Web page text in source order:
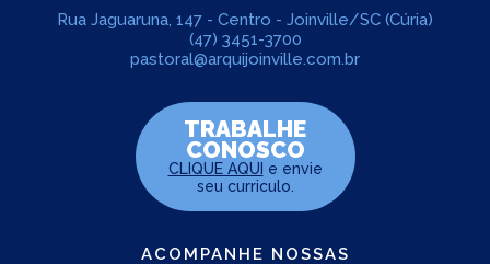
Rua Jaguaruna, 147 - Centro - Joinville/SC (Cúria)
(47) 3451-3700
pastoral@arquijoinville.com.br
TRABALHE
CONOSCO
CLIQUE AQUI e envie
seu curriculo.
ACOMPANHE NOSSAS